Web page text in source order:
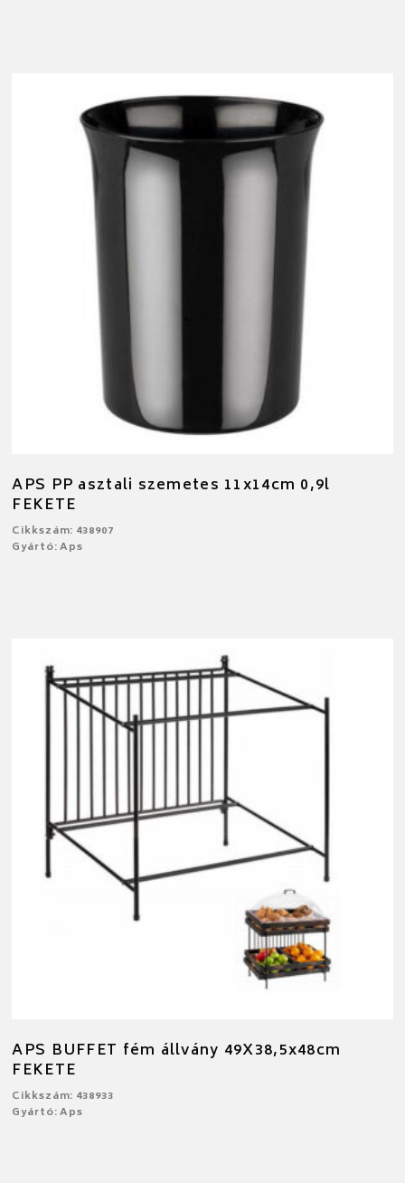
APS PP asztali szemetes 11x14cm 0,9l
FEKETE
Cikkszám: 438907
Gyártó: Aps
APS BUFFET fém állvány 49X38,5x48cm
FEKETE
Cikkszám: 438933
Gyártó: Aps